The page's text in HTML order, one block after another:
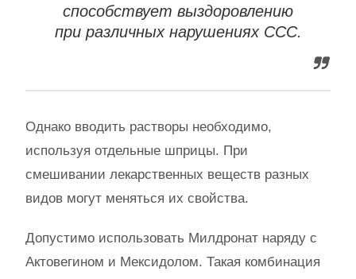
способствует выздоровлению
при различных нарушениях ССС.
Однако вводить растворы необходимо,
используя отдельные шприцы. При
смешивании лекарственных веществ разных
видов могут меняться их свойства.
Допустимо использовать Милдронат наряду с
Актовегином и Мексидолом. Такая комбинация